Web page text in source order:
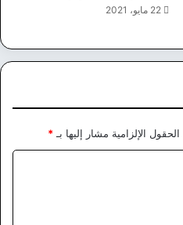
22 مايو، 2021
الحقول الإلزامية مشار إليها بـ *